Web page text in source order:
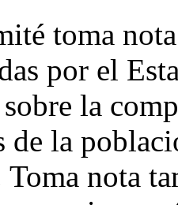
toma
por el
la
de la
Toma nota